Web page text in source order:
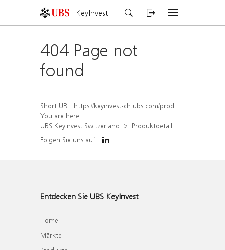
KeyInvest
404 Page not
found
Short URL: https://keyinvest-ch.ubs.com/produkt/detail/index/isin/CH1570510540
You are here:
UBS KeyInvest Switzerland
Produktdetail
Folgen Sie uns auf
Entdecken Sie UBS KeyInvest
Home
Märkte